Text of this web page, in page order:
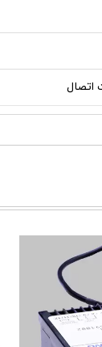
اتصال